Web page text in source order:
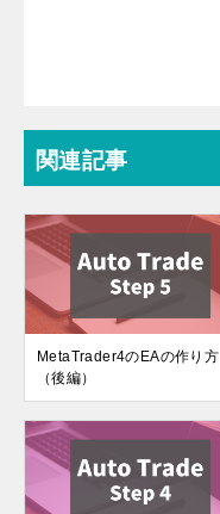
関連記事
MetaTrader4のEAの作り方
（後編）